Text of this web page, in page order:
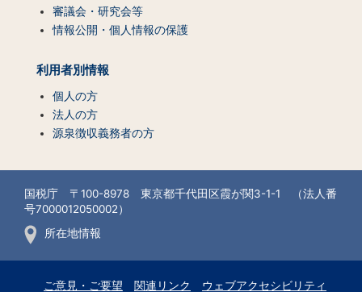
審議会・研究会等
情報公開・個人情報の保護
利用者別情報
個人の方
法人の方
源泉徴収義務者の方
国税庁 〒100-8978 東京都千代田区霞が関3-1-1 （法人番
号7000012050002）
所在地情報
ご意見・ご要望 関連リンク ウェブアクセシビリティ